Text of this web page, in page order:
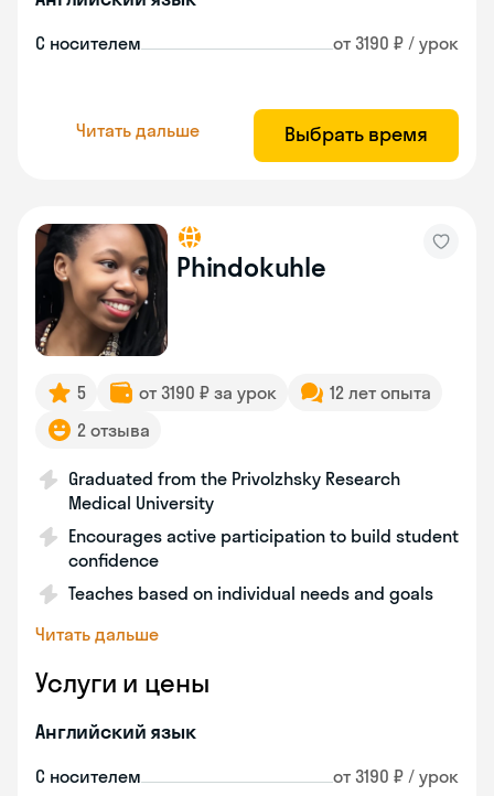
С носителем от 3190 ₽ / урок
Читать дальше Выбрать время
Phindokuhle
5 от 3190 ₽ за урок
12 лет опыта
2 отзыва
Graduated from the Privolzhsky Research
Medical University
Encourages active participation to build student
confidence
Teaches based on individual needs and goals
Читать дальше
Услуги и цены
Английский язык
С носителем от 3190 ₽ / урок